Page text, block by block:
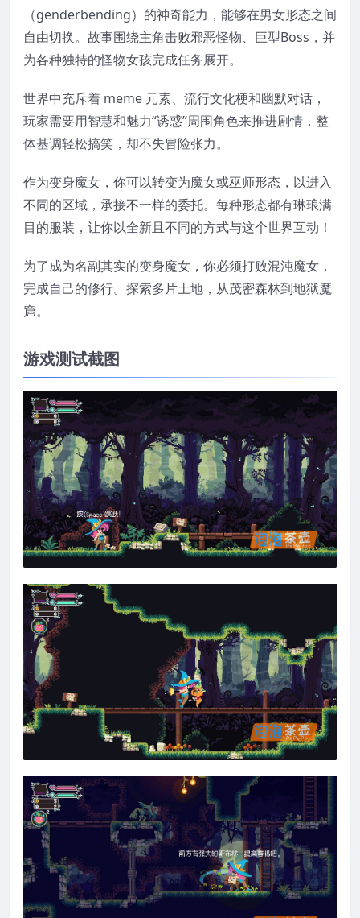
（genderbending）的神奇能力，能够在男女形态之间
自由切换。故事围绕主角击败邪恶怪物、巨型Boss，并
为各种独特的怪物女孩完成任务展开。
世界中充斥着 meme 元素、流行文化梗和幽默对话，
玩家需要用智慧和魅力“诱惑”周围角色来推进剧情，整
体基调轻松搞笑，却不失冒险张力。
作为变身魔女，你可以转变为魔女或巫师形态，以进入
不同的区域，承接不一样的委托。每种形态都有琳琅满
目的服装，让你以全新且不同的方式与这个世界互动！
为了成为名副其实的变身魔女，你必须打败混沌魔女，
完成自己的修行。探索多片土地，从茂密森林到地狱魔
窟。
游戏测试截图